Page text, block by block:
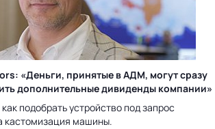
«Деньги, принятые в АДМ, могут сразу
дополнительные дивиденды компании»
подобрать устройство под запрос
кастомизация машины.